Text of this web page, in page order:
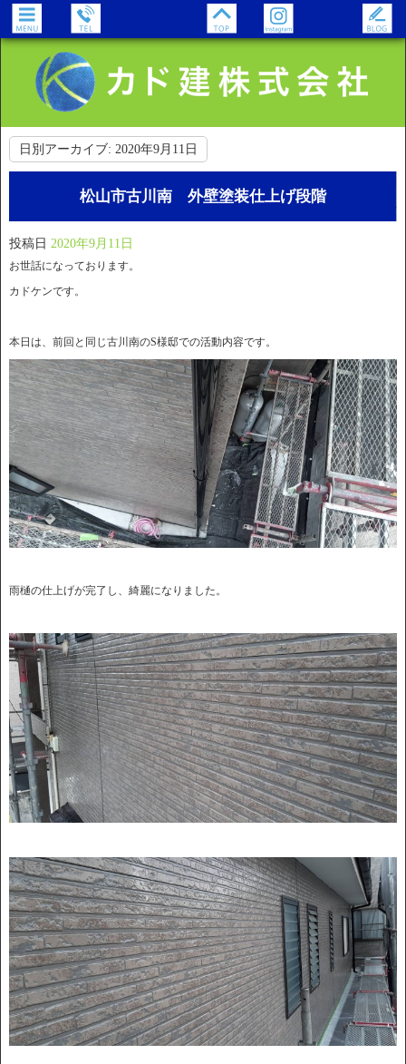
日別アーカイブ: 2020年9月11日
松山市古川南 外壁塗装仕上げ段階
投稿日 2020年9月11日
お世話になっております。
カドケンです。
本日は、前回と同じ古川南のS様邸での活動内容です。
雨樋の仕上げが完了し、綺麗になりました。